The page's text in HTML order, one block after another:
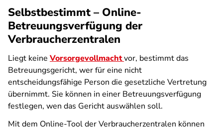
Selbstbestimmt – Online-
Betreuungsverfügung der
Verbraucherzentralen
Liegt keine Vorsorgevollmachtvor, bestimmt das
Betreuungsgericht, wer für eine nicht
entscheidungsfähige Person die gesetzliche Vertretung
übernimmt. Sie können in einer Betreuungsverfügung
festlegen, wen das Gericht auswählen soll.
Mit dem Online-Tool der Verbraucherzentralen können